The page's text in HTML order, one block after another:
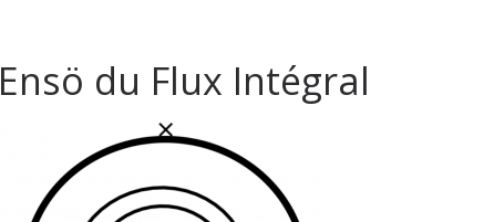
Ensö du Flux Intégral